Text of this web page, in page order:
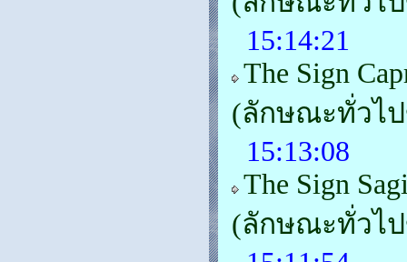
15:14:21
The Sign
(ลักษณะทั่วไ
15:13:08
The Sign
(ลักษณะทั่วไ